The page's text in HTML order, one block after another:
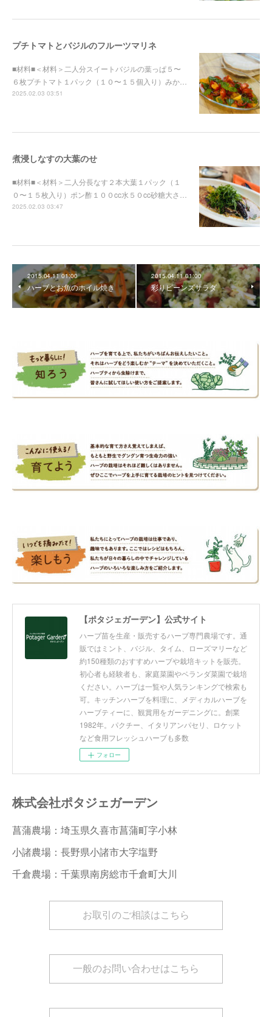
プチトマトとバジルのフルーツマリネ
■材料■＜材料＞二人分スイートバジルの葉っぱ５〜
６枚プチトマト１パック（１０〜１５個入り）みか…
2025.02.03 03:51
煮浸しなすの大葉のせ
■材料■＜材料＞二人分長なす２本大葉１パック（１
０〜１５枚入り）ポン酢１００cc水５０cc砂糖大さ…
2025.02.03 03:47
2015.04.11 01:00
ハーブとお魚のホイル焼き
2015.04.11 01:00
彩りビーンズサラダ
【ポタジェガーデン】公式サイト
ハーブ苗を生産・販売するハーブ専門農場です。通
販ではミント、バジル、タイム、ローズマリーなど
約150種類のおすすめハーブや栽培キットを販売。
初心者も経験者も、家庭菜園やベランダ菜園で栽培
ください。ハーブは一覧や人気ランキングで検索も
可。キッチンハーブを料理に、メディカルハーブを
ハーブティーに、観賞用をガーデニングに。創業
1982年。パクチー、イタリアンパセリ、ロケット
など食用フレッシュハーブも多数
フォロー
株式会社ポタジェガーデン
菖蒲農場：埼玉県久喜市菖蒲町字小林
小諸農場：長野県小諸市大字塩野
千倉農場：千葉県南房総市千倉町大川
お取引のご相談はこちら
一般のお問い合わせはこちら